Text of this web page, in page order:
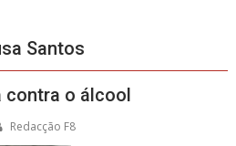
Santos
contra o álcool
Redacção F8